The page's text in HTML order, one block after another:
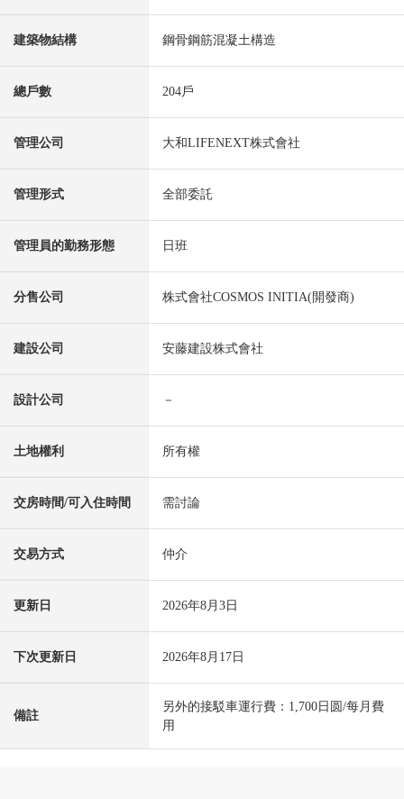
建築物結構 鋼骨鋼筋混凝土構造
總戶數 204戶
管理公司 大和LIFENEXT株式會社
管理形式 全部委託
管理員的勤務形態 日班
分售公司 株式會社COSMOS INITIA(開發商)
建設公司 安藤建設株式會社
設計公司 －
土地權利 所有權
交房時間/可入住時間 需討論
交易方式 仲介
更新日 2026年8月3日
下次更新日 2026年8月17日
備註
另外的接駁車運行費：1,700日圆/每月費
用